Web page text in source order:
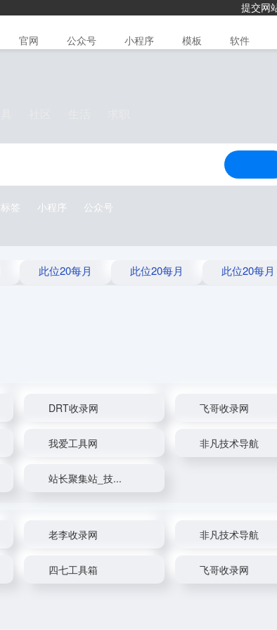
提交网
官网 公众号 小程序 模板 软件
标签 小程序 公众号
此位20每月 此位20每月 此位20每月
DRT收录网 飞哥收录网
我爱工具网 非凡技术导航
站长聚集站_技...
老李收录网 非凡技术导航
四七工具箱 飞哥收录网